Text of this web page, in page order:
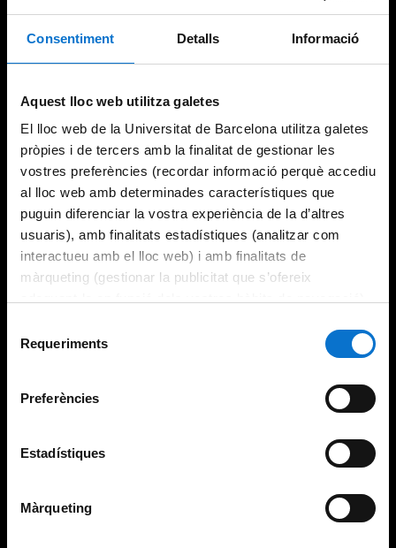
Consentiment Detalls Informació
Aquest lloc web utilitza galetes
El lloc web de la Universitat de Barcelona utilitza galetes
pròpies i de tercers amb la finalitat de gestionar les
vostres preferències (recordar informació perquè accediu
al lloc web amb determinades característiques que
puguin diferenciar la vostra experiència de la d’altres
usuaris), amb finalitats estadístiques (analitzar com
interactueu amb el lloc web) i amb finalitats de
màrqueting (gestionar la publicitat que s’ofereix
consultar laPolítica de galetes del lloc web de la
Requeriments
Preferències
Estadístiques
Màrqueting